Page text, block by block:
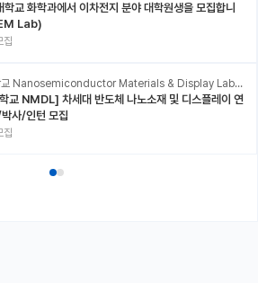
학교 화학과에서 이차전지 분야 대학원생을 모집합니
Lab)
집
한양대학교 Nanosemiconductor Materials & Display Laboratory
교 NMDL] 차세대 반도체 나노소재 및 디스플레이 연
사/인턴 모집
집